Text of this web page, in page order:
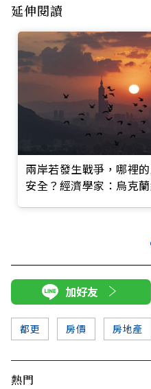
延伸閱讀
兩岸若發生戰爭，哪裡
安全？經濟學家：烏克
加好友
都更 房價 房地產
熱門